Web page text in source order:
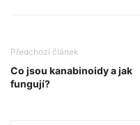
Předchozí článek
Co jsou kanabinoidy a jak
fungují?